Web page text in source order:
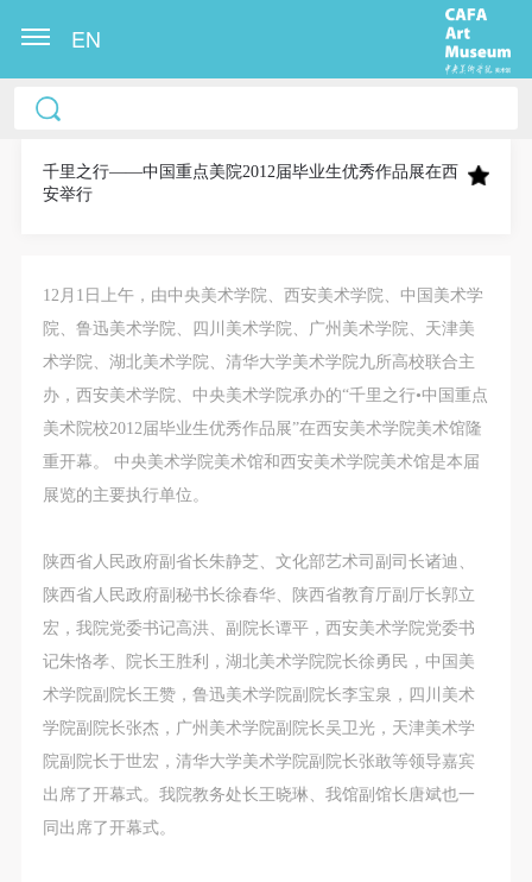
EN
千里之行——中国重点美院2012届毕业生优秀作品展在西
安举行
12月1日上午，由中央美术学院、西安美术学院、中国美术学
院、鲁迅美术学院、四川美术学院、广州美术学院、天津美
术学院、湖北美术学院、清华大学美术学院九所高校联合主
办，西安美术学院、中央美术学院承办的“千里之行•中国重点
美术院校2012届毕业生优秀作品展”在西安美术学院美术馆隆
重开幕。 中央美术学院美术馆和西安美术学院美术馆是本届
展览的主要执行单位。
陕西省人民政府副省长朱静芝、文化部艺术司副司长诸迪、
陕西省人民政府副秘书长徐春华、陕西省教育厅副厅长郭立
宏，我院党委书记高洪、副院长谭平，西安美术学院党委书
记朱恪孝、院长王胜利，湖北美术学院院长徐勇民，中国美
术学院副院长王赞，鲁迅美术学院副院长李宝泉，四川美术
学院副院长张杰，广州美术学院副院长吴卫光，天津美术学
院副院长于世宏，清华大学美术学院副院长张敢等领导嘉宾
出席了开幕式。我院教务处长王晓琳、我馆副馆长唐斌也一
同出席了开幕式。
中央美术学院美术馆出版授权协议书
称“CAFAM”），愿意将本人参与中央美术学院美术馆
公共教育部组织的公益性活动（包括美术馆会员活
作发表、出版。中央美术学院可以以电子、网络及其
它数字媒体形式公开出版，并同意编入《中国知识资
源总库》《中央美术学院资料库》《中央美术学院美
术馆资料库》等相关资料、文献、档案机构和平台，
在中央美术学院中使用和在互联网上传播，同意按相
关“章程”规定享受相关权益。
中央美术学院美术馆活动安全免责协议书
本次活动公平公正、自愿参加与退出、风险与责任自
负的原则。但活动有风险，参加者应有必要的风险意
识。
第二条
参加本次活动者必须遵守中华人民共和国的相关法
律、法规，必须遵循道德和社会公德规范，并应该具
备以人为本、团结友爱、互相帮助和助人为乐的良好
品质。
第三条
中央美术学院美术馆出版授权协议书
称“CAFAM”），愿意将本人参与中央美术学院美术馆
公共教育部组织的公益性活动（包括美术馆会员活
作发表、出版。中央美术学院可以以电子、网络及其
它数字媒体形式公开出版，并同意编入《中国知识资
源总库》《中央美术学院资料库》《中央美术学院美
术馆资料库》等相关资料、文献、档案机构和平台，
在中央美术学院中使用和在互联网上传播，同意按相
关“章程”规定享受相关权益。
中央美术学院美术馆活动安全免责协议书
本次活动公平公正、自愿参加与退出、风险与责任自
负的原则。但活动有风险，参加者应有必要的风险意
识。
第二条
参加本次活动者必须遵守中华人民共和国的相关法
律、法规，必须遵循道德和社会公德规范，并应该具
备以人为本、团结友爱、互相帮助和助人为乐的良好
品质。
第三条
中央美术学院美术馆出版授权协议书
称“CAFAM”），愿意将本人参与中央美术学院美术馆
公共教育部组织的公益性活动（包括美术馆会员活
作发表、出版。中央美术学院可以以电子、网络及其
它数字媒体形式公开出版，并同意编入《中国知识资
源总库》《中央美术学院资料库》《中央美术学院美
术馆资料库》等相关资料、文献、档案机构和平台，
在中央美术学院中使用和在互联网上传播，同意按相
关“章程”规定享受相关权益。
中央美术学院美术馆活动安全免责协议书
本次活动公平公正、自愿参加与退出、风险与责任自
负的原则。但活动有风险，参加者应有必要的风险意
识。
第二条
参加本次活动者必须遵守中华人民共和国的相关法
律、法规，必须遵循道德和社会公德规范，并应该具
备以人为本、团结友爱、互相帮助和助人为乐的良好
品质。
第三条